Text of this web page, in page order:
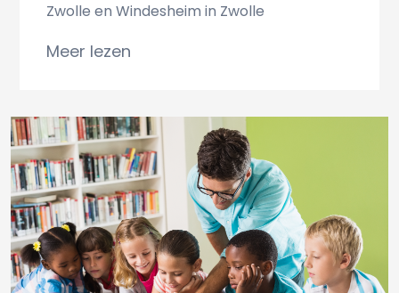
Zwolle en Windesheim in Zwolle
Meer lezen